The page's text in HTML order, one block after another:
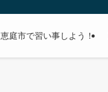
恵庭市で習い事しよう！